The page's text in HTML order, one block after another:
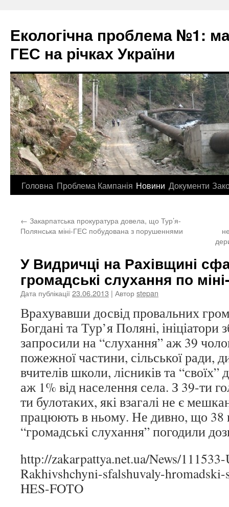
Екологічна проблема №1:
ГЕС на річках України
Перейти
контенту
Головна Проблема Кампанія Новини Документи
← Закарпатська прокуратура довела, що Тур’я-
Полянська міні-ГЕС побудована з порушеннями
У Видричці на Рахівщині
громадські слухання по
Дата публікації23.06.2013 | Авторstepan
Врахувавши досвід провальних
Богдані та Тур’я Поляні, ініціатори
запросили на “слухання” аж 39
пожежної частини, сільської ради,
вчителів школи, лісників та “своїх”
аж 1% від населення села. З 39-ти
ти булотаких, які взагалі не є
працюють в ньому. Не дивно, що 38
“громадські слухання” погодили
http://zakarpattya.net.ua/News/
Rakhivshchyni-sfalshuvaly-
HES-FOTO